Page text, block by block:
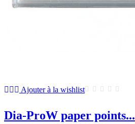
Ajouter à la wishlist
Dia-ProW paper points...